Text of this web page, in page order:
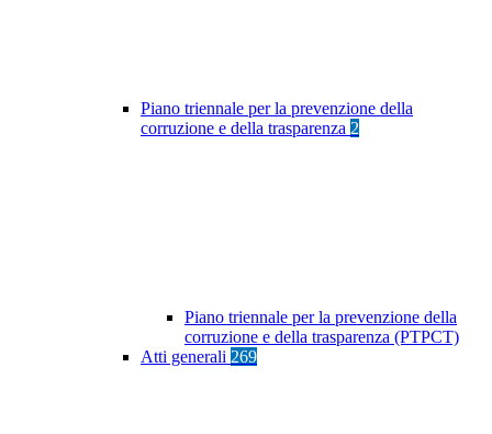
Piano triennale per la prevenzione della
corruzione e della trasparenza 2
Piano triennale per la prevenzione della
corruzione e della trasparenza (PTPCT)
Atti generali 269